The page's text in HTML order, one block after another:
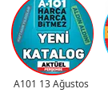
A101 13 Ağustos